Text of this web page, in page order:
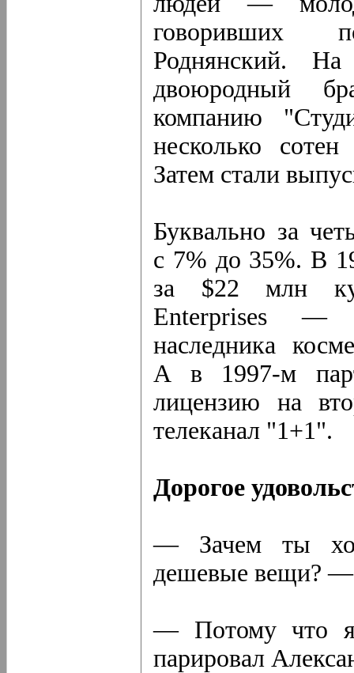
говоривших
Роднянский.
двоюродный
компанию
несколько
Затем стали
Буквально за
с 7% до 35%. В
за $22 млн
Enterprises —
наследника
А в 1997-м
лицензию на
телеканал "1+1".
Дорогое
— Зачем ты
дешевые вещи? —
— Потому что я
парировал